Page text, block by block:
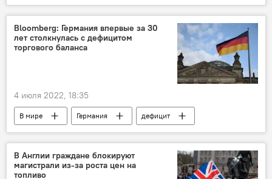
граница
Bloomberg: Германия впервые за 30
лет столкнулась с дефицитом
торгового баланса
4 июля 2022, 18:35
В мире Германия дефицит
В Англии граждане блокируют
магистрали из-за роста цен на
топливо